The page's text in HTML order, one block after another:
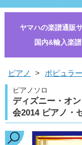
ヤマハの楽譜通販
国内&輸入楽
ピアノ > ポピュラ
ピアノソロ
ディズニー・オ
会2014 ピアノ・